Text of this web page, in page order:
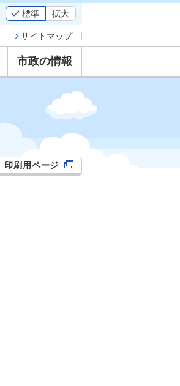
標準 拡大
市政の情報
サイトマップ
印刷用ページ